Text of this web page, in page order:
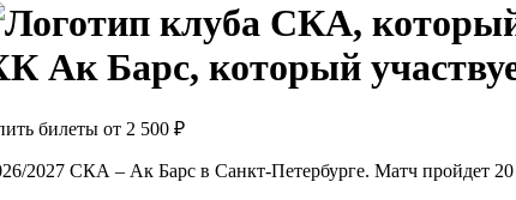
билеты от 2 500 ₽
2027 СКА – Ак Барс в Санкт-Петербурге. Матч пройдет